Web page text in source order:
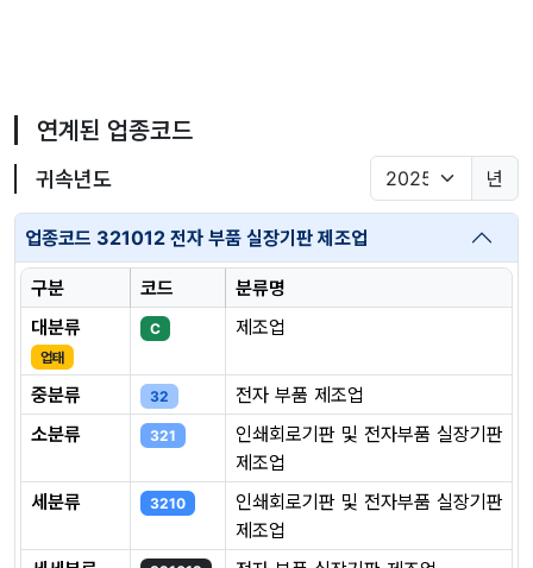
연계된 업종코드
귀속년도 년
업종코드 321012 전자 부품 실장기판 제조업
구분 코드
분류명
대분류
업태
C 제조업
중분류 32
전자 부품 제조업
소분류
321
인쇄회로기판 및 전자부품 실장기판
제조업
세분류
3210
인쇄회로기판 및 전자부품 실장기판
제조업